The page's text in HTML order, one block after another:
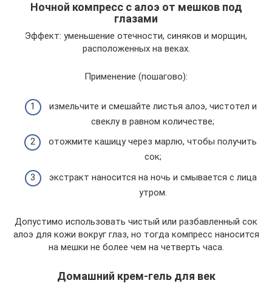
Ночной компресс с алоэ от мешков под
глазами
Эффект: уменьшение отечности, синяков и морщин,
расположенных на веках.
Применение (пошагово):
измельчите и смешайте листья алоэ, чистотел и
свеклу в равном количестве;
отожмите кашицу через марлю, чтобы получить
сок;
экстракт наносится на ночь и смывается с лица
утром.
Допустимо использовать чистый или разбавленный сок
алоэ для кожи вокруг глаз, но тогда компресс наносится
на мешки не более чем на четверть часа.
Домашний крем-гель для век